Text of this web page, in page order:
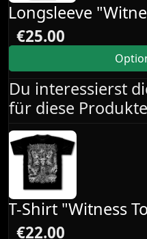
Longsleeve
€25.00
Du interessierst
für diese Produkte
T-Shirt "Witness
€22.00